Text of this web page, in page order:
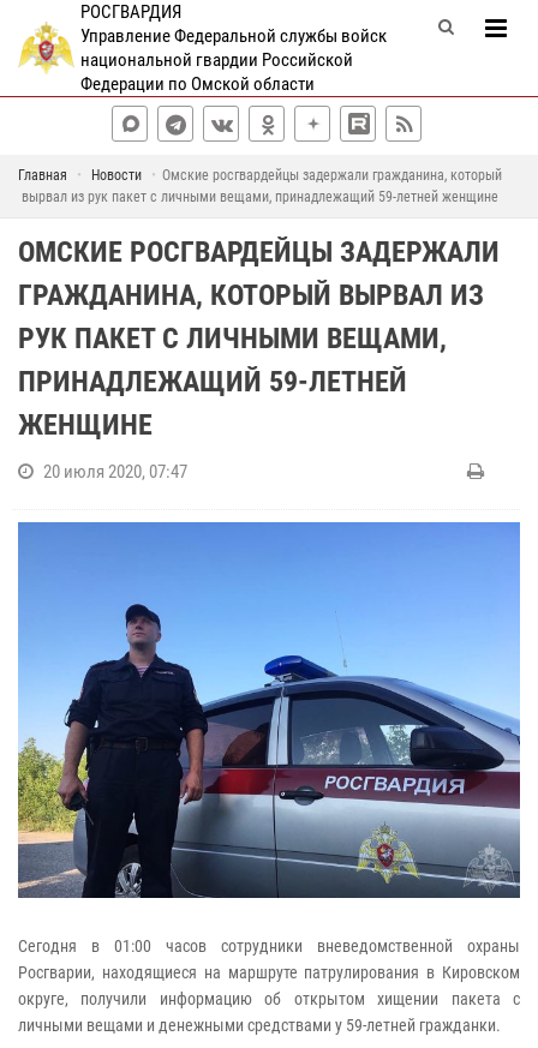
РОСГВАРДИЯ
Управление Федеральной службы войск
национальной гвардии Российской
Федерации по Омской области
Главная Новости
Омские росгвардейцы задержали гражданина, который
вырвал из рук пакет с личными вещами, принадлежащий 59-летней женщине
ОМСКИЕ РОСГВАРДЕЙЦЫ ЗАДЕРЖАЛИ
ГРАЖДАНИНА, КОТОРЫЙ ВЫРВАЛ ИЗ
РУК ПАКЕТ С ЛИЧНЫМИ ВЕЩАМИ,
ПРИНАДЛЕЖАЩИЙ 59-ЛЕТНЕЙ
ЖЕНЩИНЕ
20 июля 2020, 07:47
Сегодня в 01:00 часов сотрудники вневедомственной охраны
Росгварии, находящиеся на маршруте патрулирования в Кировском
округе, получили информацию об открытом хищении пакета с
личными вещами и денежными средствами у 59-летней гражданки.